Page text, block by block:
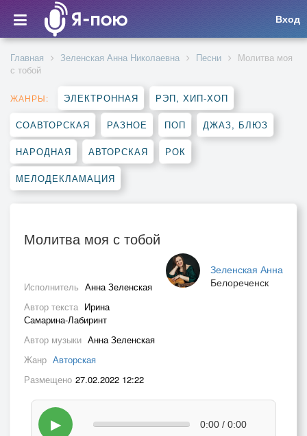
Вход
Главная Зеленская Анна Николаевна Песни
Молитва моя
с тобой
ЖАНРЫ: ЭЛЕКТРОННАЯ РЭП, ХИП-ХОП
СОАВТОРСКАЯ РАЗНОЕ ПОП ДЖАЗ, БЛЮЗ
НАРОДНАЯ АВТОРСКАЯ РОК
МЕЛОДЕКЛАМАЦИЯ
Молитва моя с тобой
Зеленская Анна
Белореченск
Исполнитель Анна Зеленская
Автор текста Ирина
Самарина-Лабиринт
Автор музыки Анна Зеленская
Жанр Авторская
Размещено 27.02.2022 12:22
▶ 0:00 / 0:00